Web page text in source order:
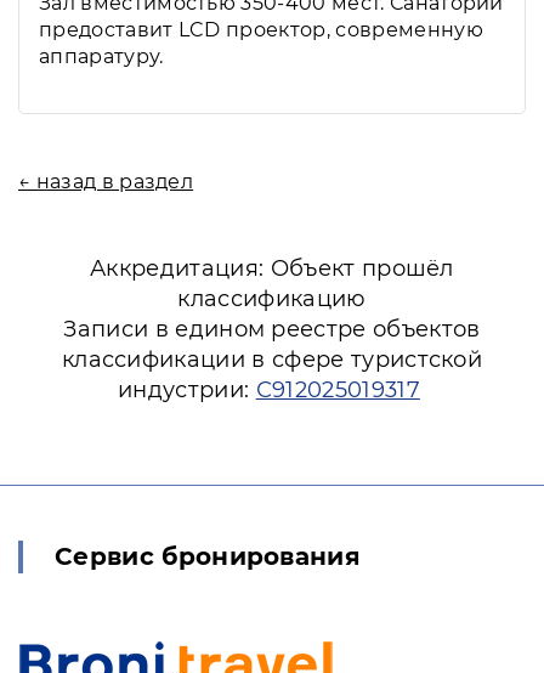
предоставит LCD проектор, современную
аппаратуру.
← назад в раздел
Аккредитация: Объект прошёл
классификацию
Записи в едином реестре объектов
классификации в сфере туристской
индустрии: С912025019317
Сервис бронирования